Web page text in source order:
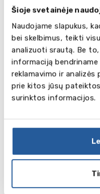
Šioje svetainėje
Naudojame slapukus,
bei skelbimus, teikti
analizuoti srautą. Be
informaciją
reklamavimo ir
prie kitos jūsų
surinktos informacijos.
charakteristikos,
koledžo baigimui.
vidurinį išsilavinimą ir
toliau tęsti studijas
Koledžuose
verslo
dailė ir dizainas, vaikų
inžineriniai mokslai,
gyvūnų priežiūra,